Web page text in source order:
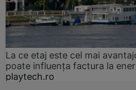
La ce etaj este cel mai
poate influența factura la
playtech.ro